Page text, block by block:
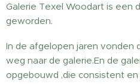
Galerie Texel Woodart is een
geworden.
In de afgelopen jaren vonden
weg naar de galerie.En de
opgebouwd ,die consistent en